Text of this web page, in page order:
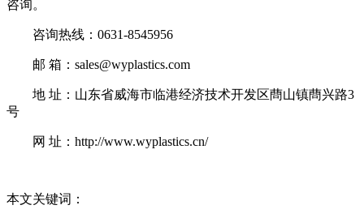
咨询。
咨询热线：0631-8545956
邮 箱：sales@wyplastics.com
地 址：山东省威海市临港经济技术开发区蔄山镇蔄兴路3
号
网 址：http://www.wyplastics.cn/
本文关键词：